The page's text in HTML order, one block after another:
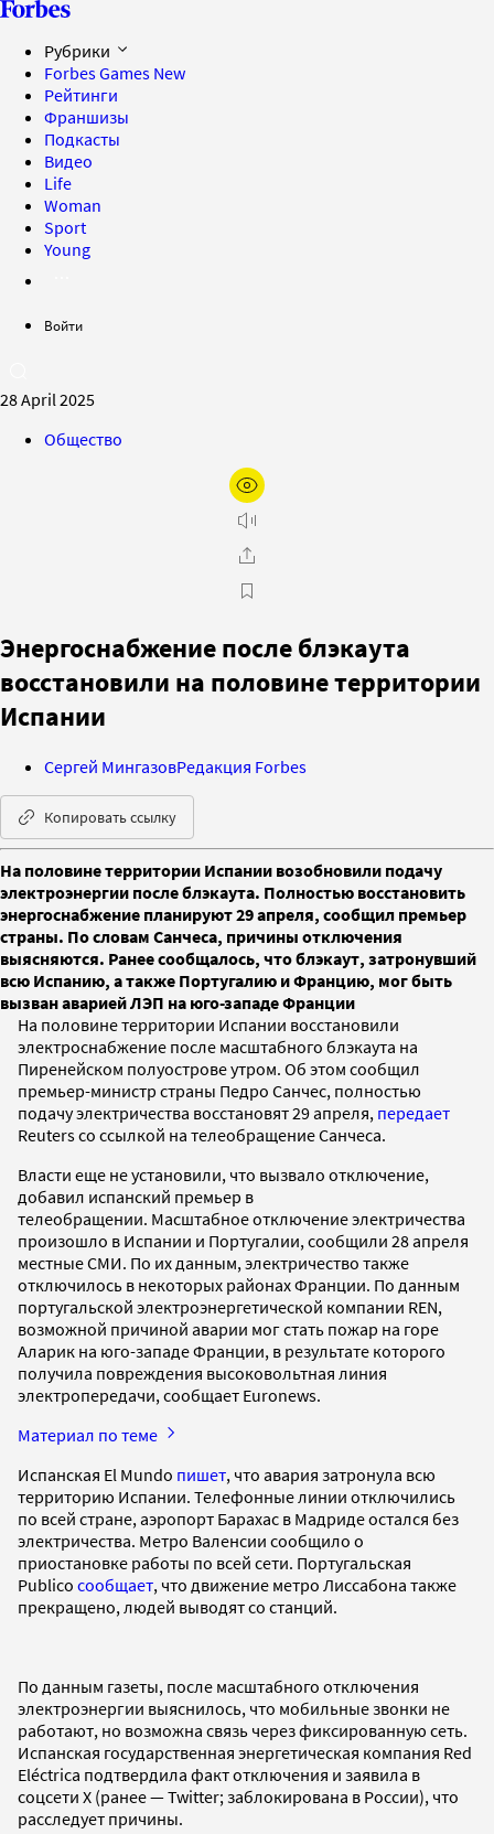
Рубрики
Forbes Games New
Рейтинги
Франшизы
Подкасты
Видео
Life
Woman
Sport
Young
Войти
28 April 2025
Общество
Энергоснабжение после блэкаута
восстановили на половине территории
Испании
Сергей МингазовРедакция Forbes
Копировать ссылку
На половине территории Испании возобновили подачу
электроэнергии после блэкаута. Полностью восстановить
энергоснабжение планируют 29 апреля, сообщил премьер
страны. По словам Санчеса, причины отключения
выясняются. Ранее сообщалось, что блэкаут, затронувший
всю Испанию, а также Португалию и Францию, мог быть
вызван аварией ЛЭП на юго-западе Франции
На половине территории Испании восстановили
электроснабжение после масштабного блэкаута на
Пиренейском полуострове утром. Об этом сообщил
премьер-министр страны Педро Санчес, полностью
подачу электричества восстановят 29 апреля, передает
Reuters со ссылкой на телеобращение Санчеса.
Власти еще не установили, что вызвало отключение,
добавил испанский премьер в
телеобращении. Масштабное отключение электричества
произошло в Испании и Португалии, сообщили 28 апреля
местные СМИ. По их данным, электричество также
отключилось в некоторых районах Франции. По данным
португальской электроэнергетической компании REN,
возможной причиной аварии мог стать пожар на горе
Аларик на юго-западе Франции, в результате которого
получила повреждения высоковольтная линия
электропередачи, сообщает Euronews.
Материал по теме
Испанская El Mundo пишет, что авария затронула всю
территорию Испании. Телефонные линии отключились
по всей стране, аэропорт Барахас в Мадриде остался без
электричества. Метро Валенсии сообщило о
приостановке работы по всей сети. Португальская
Publico сообщает, что движение метро Лиссабона также
прекращено, людей выводят со станций.
По данным газеты, после масштабного отключения
электроэнергии выяснилось, что мобильные звонки не
работают, но возможна связь через фиксированную сеть.
Испанская государственная энергетическая компания Red
Eléctrica подтвердила факт отключения и заявила в
соцсети X (ранее — Twitter; заблокирована в России), что
расследует причины.